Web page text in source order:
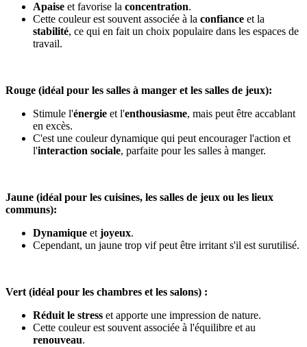
Apaise et favorise la concentration.
Cette couleur est souvent associée à la confiance et la
stabilité, ce qui en fait un choix populaire dans les espaces de
travail.
Rouge (idéal pour les salles à manger et les salles de jeux):
Stimule l'énergie et l'enthousiasme, mais peut être accablant
en excès.
C'est une couleur dynamique qui peut encourager l'action et
l'interaction sociale, parfaite pour les salles à manger.
Jaune (idéal pour les cuisines, les salles de jeux ou les lieux
communs):
Dynamique et joyeux.
Cependant, un jaune trop vif peut être irritant s'il est surutilisé.
Vert (idéal pour les chambres et les salons) :
Réduit le stress et apporte une impression de nature.
Cette couleur est souvent associée à l'équilibre et au
renouveau.